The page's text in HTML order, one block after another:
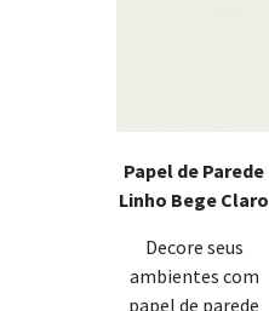
Papel de Parede
Linho Bege Claro
Decore seus
ambientes com
papel de parede